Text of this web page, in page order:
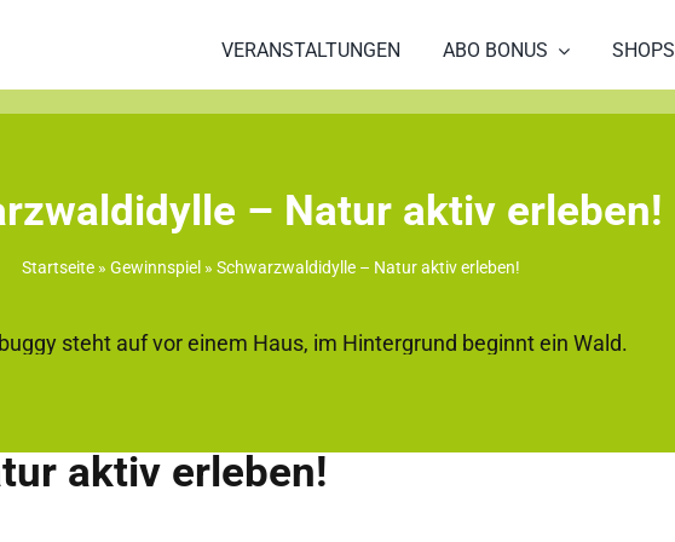
VERANSTALTUNGEN ABO BONUS SHOPS
– Natur aktiv erleben!
Startseite » Gewinnspiel » Schwarzwaldidylle – Natur aktiv erleben!
aktiv erleben!